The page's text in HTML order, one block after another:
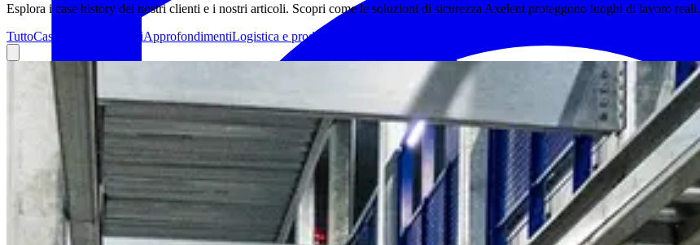
Esplora i case history dei nostri clienti e i nostri articoli. Scopri come le soluzioni di sicurezza Axelent proteggono luoghi di lavoro reali.
TuttoCasi studio dei clientiApprofondimentiLogistica e produzione